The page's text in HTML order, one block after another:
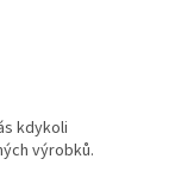
kdykoli
výrobků.